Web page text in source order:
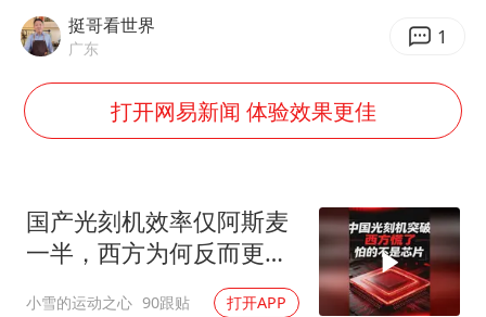
“不怕六爷挂得多 就怕六爷挂一颗”
几元成本的AI广告导致千万市值蒸发
WTT瑞典大满贯女单签表出炉
商场现钱学森巨幅海报 负责人回应
乐享全民健身 共筑健康中国
挺哥看世界
广东 1
打开网易新闻 体验效果更佳
国产光刻机效率仅阿斯麦
一半，西方为何反而更
小雪的运动之心 90跟贴 打开APP